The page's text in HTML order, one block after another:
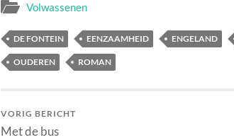
Volwassenen
DE FONTEIN EENZAAMHEID ENGELAND
OUDEREN ROMAN
VORIG BERICHT
Met de bus